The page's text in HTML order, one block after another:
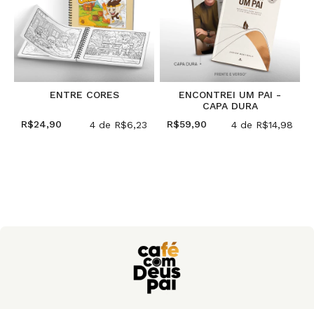
ENTRE CORES
R$24,90 4 de R$6,23
ENCONTREI UM PAI -
CAPA DURA
R$59,90
4 de R$14,98